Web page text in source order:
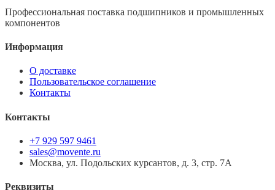
Профессиональная поставка подшипников и промышленных
компонентов
Информация
О доставке
Пользовательское соглашение
Контакты
Контакты
+7 929 597 9461
sales@movente.ru
Москва, ул. Подольских курсантов, д. 3, стр. 7А
Реквизиты